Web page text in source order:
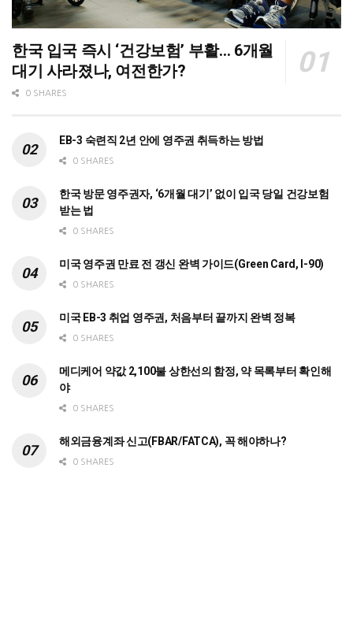
한국 입국 즉시 ‘건강보험’ 부활… 6개월
대기 사라졌나, 여전한가?
0 SHARES
EB-3 숙련직 2년 안에 영주권 취득하는 방법
0 SHARES
한국 방문 영주권자, ‘6개월 대기’ 없이 입국 당일 건강보험
받는 법
0 SHARES
미국 영주권 만료 전 갱신 완벽 가이드(Green Card, I-90)
0 SHARES
미국 EB-3 취업 영주권, 처음부터 끝까지 완벽 정복
0 SHARES
메디케어 약값 2,100불 상한선의 함정, 약 목록부터 확인해
야
0 SHARES
해외금융계좌 신고(FBAR/FATCA), 꼭 해야하나?
0 SHARES